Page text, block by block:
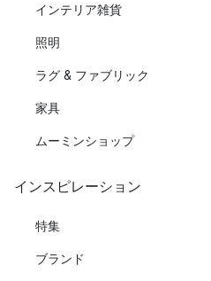
インテリア雑貨
照明
ラグ & ファブリック
家具
ムーミンショップ
インスピレーション
特集
ブランド